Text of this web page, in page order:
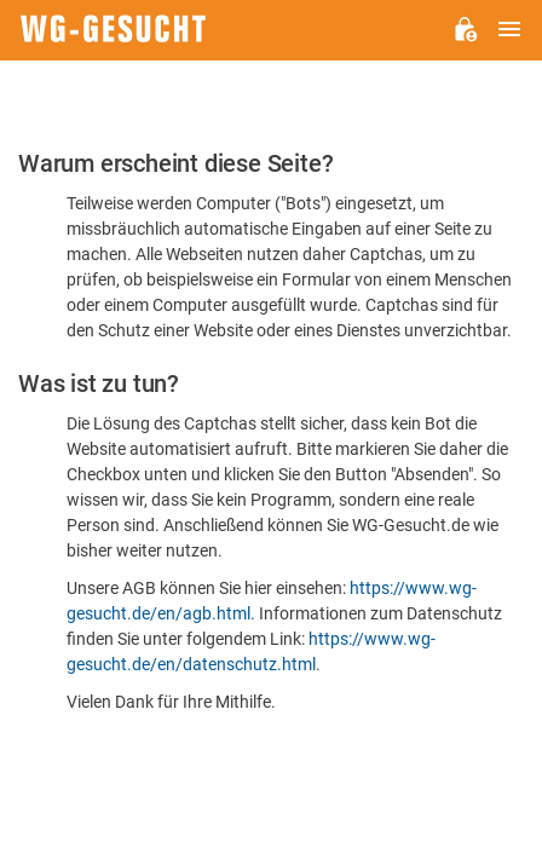
Bitte
dass
sind
Warum erscheint diese Seite?
Teilweise werden Computer ("Bots") eingesetzt, um
missbräuchlich automatische Eingaben auf einer Seite zu
machen. Alle Webseiten nutzen daher Captchas, um zu
prüfen, ob beispielsweise ein Formular von einem Menschen
oder einem Computer ausgefüllt wurde. Captchas sind für
den Schutz einer Website oder eines Dienstes unverzichtbar.
Was ist zu tun?
Die Lösung des Captchas stellt sicher, dass kein Bot die
Website automatisiert aufruft. Bitte markieren Sie daher die
Checkbox unten und klicken Sie den Button "Absenden". So
wissen wir, dass Sie kein Programm, sondern eine reale
Person sind. Anschließend können Sie WG-Gesucht.de wie
bisher weiter nutzen.
Unsere AGB können Sie hier einsehen: https://www.wg-
gesucht.de/en/agb.html . Informationen zum Datenschutz
finden Sie unter folgendem Link: https://www.wg-
gesucht.de/en/datenschutz.html .
Vielen Dank für Ihre Mithilfe.